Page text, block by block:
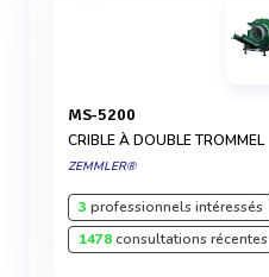
MS-5200
CRIBLE À DOUBLE TROMMEL
ZEMMLER®
3 professionnels intéressés
1478consultations récentes